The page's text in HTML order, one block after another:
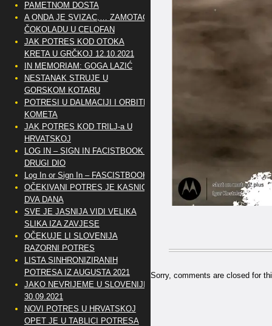
Sorry, comments are closed for
PAMETNOM DOSTA
A ONDA JE SVIZAC,… ZAMOTAO
ČOKOLADU U CELOFAN
JAK POTRES KOD OTOKA
KRETA U GRČKOJ 12.10.2021
IN MEMORIAM: GOGA LAZIĆ
NESTANAK STRUJE U
GORSKOM KOTARU
POTRESI U DALMACIJI I ORBITE
KOMETA
JAK POTRES KOD TRILJ-a U
HRVATSKOJ
LOG IN – SIGN IN FACISTBOOK –
DRUGI DIO
Log In or Sign In – FASCISTBOOK
OČEKIVANI POTRES JE KASNIO
DVA DANA
SVE JE JASNIJA VIDI VELIKA
SLIKA IZA ZAVJESE
OČEKUJE LI SLOVENIJA
RAZORNI POTRES
LISTA SINHRONIZIRANIH
POTRESA IZ AUGUSTA 2021
JAKO NEVRIJEME U SLOVENIJI
30.09.2021
NOVI POTRES U HRVATSKOJ
OPET JE U TABLICI POTRESA